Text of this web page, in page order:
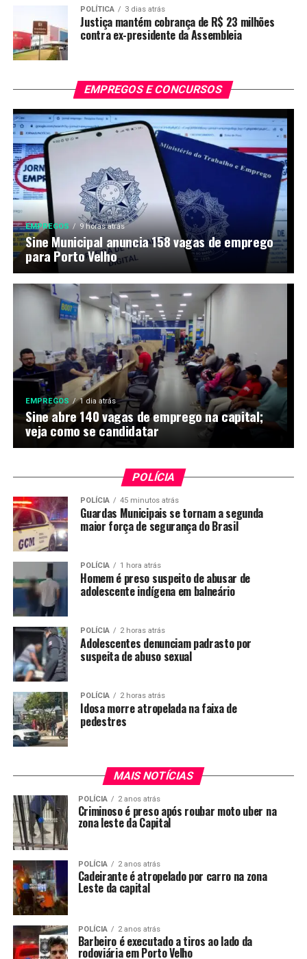
POLÍTICA 3 dias atrás
Justiça mantém cobrança de R$ 23 milhões
contra ex-presidente da Assembleia
EMPREGOS E CONCURSOS
EMPREGOS 9 horas atrás
Sine Municipal anuncia 158 vagas de emprego
para Porto Velho
EMPREGOS 1 dia atrás
Sine abre 140 vagas de emprego na capital;
veja como se candidatar
POLÍCIA
POLÍCIA 45 minutos atrás
Guardas Municipais se tornam a segunda
maior força de segurança do Brasil
POLÍCIA 1 hora atrás
Homem é preso suspeito de abusar de
adolescente indígena em balneário
POLÍCIA 2 horas atrás
Adolescentes denunciam padrasto por
suspeita de abuso sexual
POLÍCIA 2 horas atrás
Idosa morre atropelada na faixa de
pedestres
MAIS NOTÍCIAS
POLÍCIA 2 anos atrás
Criminoso é preso após roubar moto uber na
zona leste da Capital
POLÍCIA 2 anos atrás
Cadeirante é atropelado por carro na zona
Leste da capital
POLÍCIA 2 anos atrás
Barbeiro é executado a tiros ao lado da
rodoviária em Porto Velho